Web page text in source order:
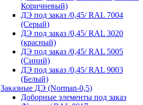
Коричневый)
ДЭ под заказ /0,45/ RAL 7004
(Серый)
ДЭ под заказ /0,45/ RAL 3020
(красный)
ДЭ под заказ /0,45/ RAL 5005
(Синий)
ДЭ под заказ /0,45/ RAL 9003
(Белый)
Заказные ДЭ (Norman-0,5)
Доборные элементы под заказ